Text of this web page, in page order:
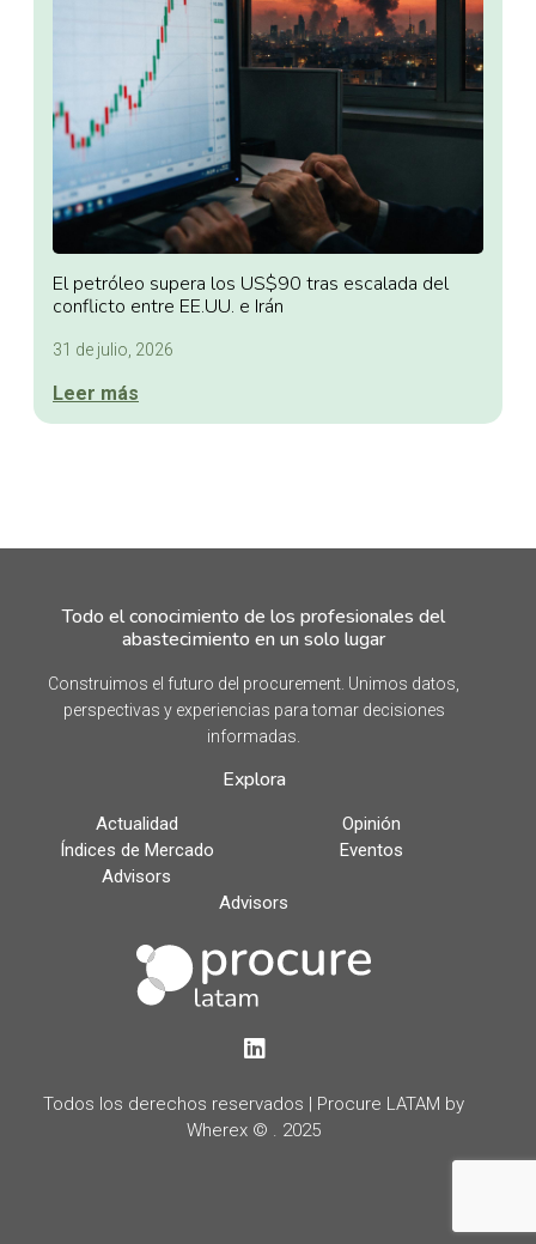
El petróleo supera los US$90 tras escalada del
conflicto entre EE.UU. e Irán
31 de julio, 2026
Leer más
Todo el conocimiento de los profesionales del
abastecimiento en un solo lugar
Construimos el futuro del procurement. Unimos datos,
perspectivas y experiencias para tomar decisiones
informadas.
Explora
Actualidad
Opinión
Índices de Mercado
Eventos
Advisors
Advisors
LinkedIn
Todos los derechos reservados | Procure LATAM by
Wherex © . 2025